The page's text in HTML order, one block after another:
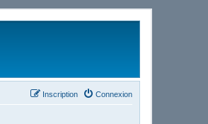
Connexion
Inscription